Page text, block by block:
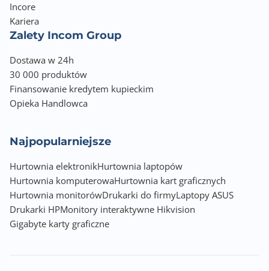
Incore
Kariera
Zalety Incom Group
Dostawa w 24h
30 000 produktów
Finansowanie kredytem kupieckim
Opieka Handlowca
Najpopularniejsze
Hurtownia elektronikHurtownia laptopów
Hurtownia komputerowaHurtownia kart graficznych
Hurtownia monitorówDrukarki do firmyLaptopy ASUS
Drukarki HPMonitory interaktywne Hikvision
Gigabyte karty graficzne